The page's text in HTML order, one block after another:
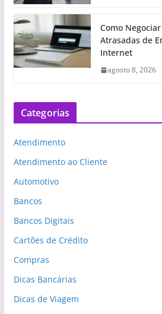
Como
Atrasadas de
Internet
agosto 8, 2026
Categorias
Atendimento
Atendimento ao Cliente
Automotivo
Bancos
Bancos Digitais
Cartões de Crédito
Compras
Dicas Bancárias
Dicas de Viagem